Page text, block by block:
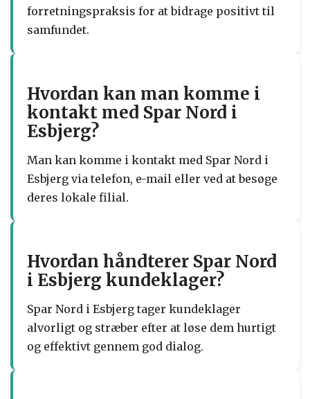
forretningspraksis for at bidrage positivt til
samfundet.
Hvordan kan man komme i
kontakt med Spar Nord i
Esbjerg?
Man kan komme i kontakt med Spar Nord i
Esbjerg via telefon, e-mail eller ved at besøge
deres lokale filial.
Hvordan håndterer Spar Nord
i Esbjerg kundeklager?
Spar Nord i Esbjerg tager kundeklager
alvorligt og stræber efter at løse dem hurtigt
og effektivt gennem god dialog.